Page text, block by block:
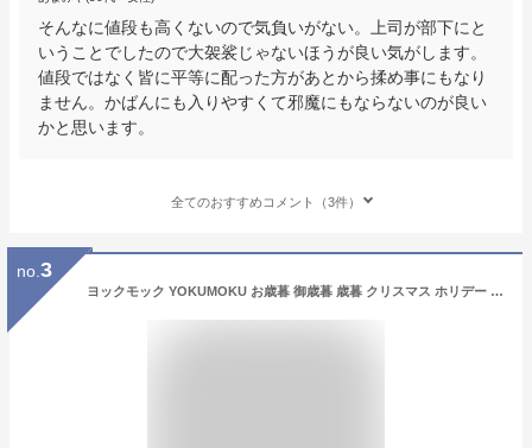
そんなに値段も高くないので気負いがない。上司が部下にと
いうことでしたので大袈裟じゃないほうが良い気がします。
値段ではなく皆に平等に配った方があとから揉め事にもなり
ません。かばんにも入りやすくて邪魔にもならないのが良い
かと思います。
全てのおすすめコメント（3件）
no. 3
ヨックモック YOKUMOKU お歳暮 御歳暮 歳暮 クリスマス ホリデー スイーツ お菓子 ギフト プレゼント 洋菓子 詰め合わせ 個包装 ホリデー シーズン アソート 26個入り